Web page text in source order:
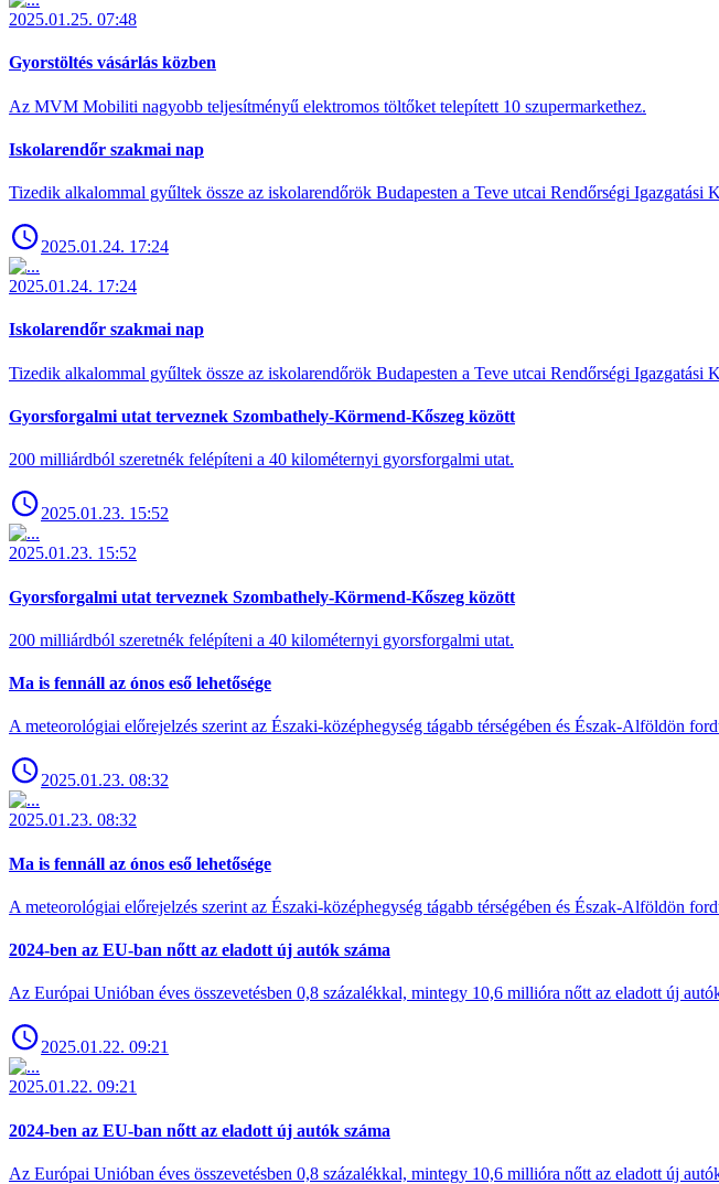
2025.01.25. 07:48
Gyorstöltés vásárlás közben
Az MVM Mobiliti nagyobb teljesítményű elektromos töltőket telepített 10 szupermarkethez.
Iskolarendőr szakmai nap
Tizedik alkalommal gyűltek össze az iskolarendőrök Budapesten a Teve utcai Rendőrségi Igazgatási
2025.01.24. 17:24
2025.01.24. 17:24
Iskolarendőr szakmai nap
Tizedik alkalommal gyűltek össze az iskolarendőrök Budapesten a Teve utcai Rendőrségi Igazgatási
Gyorsforgalmi utat terveznek Szombathely-Körmend-Kőszeg között
200 milliárdból szeretnék felépíteni a 40 kilométernyi gyorsforgalmi utat.
2025.01.23. 15:52
2025.01.23. 15:52
Gyorsforgalmi utat terveznek Szombathely-Körmend-Kőszeg között
200 milliárdból szeretnék felépíteni a 40 kilométernyi gyorsforgalmi utat.
Ma is fennáll az ónos eső lehetősége
A meteorológiai előrejelzés szerint az Északi-középhegység tágabb térségében és Észak-Alföldön
2025.01.23. 08:32
2025.01.23. 08:32
Ma is fennáll az ónos eső lehetősége
A meteorológiai előrejelzés szerint az Északi-középhegység tágabb térségében és Észak-Alföldön
2024-ben az EU-ban nőtt az eladott új autók száma
Az Európai Unióban éves összevetésben 0,8 százalékkal, mintegy 10,6 millióra nőtt az eladott új
2025.01.22. 09:21
2025.01.22. 09:21
2024-ben az EU-ban nőtt az eladott új autók száma
Az Európai Unióban éves összevetésben 0,8 százalékkal, mintegy 10,6 millióra nőtt az eladott új